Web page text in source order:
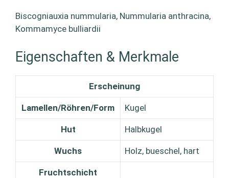
Biscogniauxia nummularia, Nummularia anthracina,
Kommamyce bulliardii
Eigenschaften & Merkmale
Erscheinung
Lamellen/Röhren/Form Kugel
Hut Halbkugel
Wuchs Holz, bueschel, hart
Fruchtschicht